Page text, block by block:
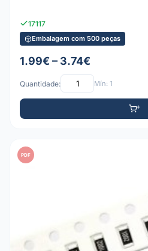
17117
Embalagem com 500 peças
1.99€ – 3.74€
Quantidade: Mín: 1
PDF